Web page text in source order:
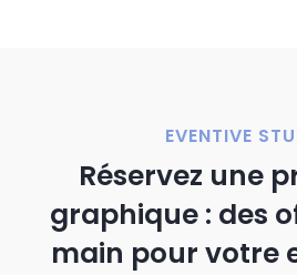
EVENTIVE
Réservez une
graphique : des
main pour votre